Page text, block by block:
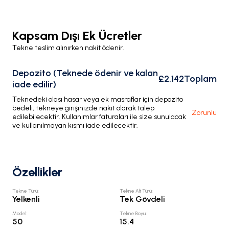
Kapsam Dışı Ek Ücretler
Tekne teslim alınırken nakit ödenir.
Depozito (Teknede ödenir ve kalan
iade edilir)
£2,142Toplam
Teknedeki olası hasar veya ek masraflar için depozito
bedeli, tekneye girişinizde nakit olarak talep
edilebilecektir. Kullanımlar faturaları ile size sunulacak
ve kullanılmayan kısmı iade edilecektir.
Zorunlu
Özellikler
Tekne Türü:
Yelkenli
Tekne Alt Türü:
Tek Gövdeli
Model:
50
Tekne Boyu:
15.4